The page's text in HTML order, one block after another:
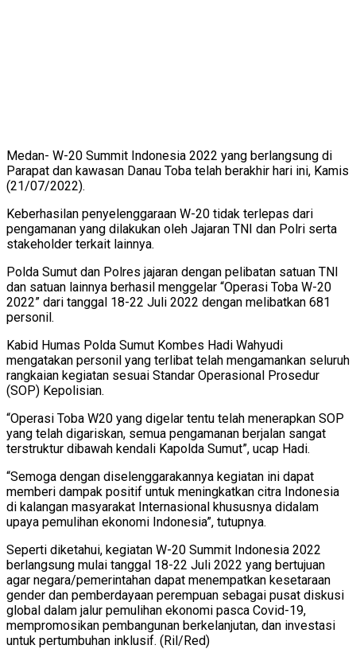
Medan- W-20 Summit Indonesia 2022 yang berlangsung di
Parapat dan kawasan Danau Toba telah berakhir hari ini, Kamis
(21/07/2022).
Keberhasilan penyelenggaraan W-20 tidak terlepas dari
pengamanan yang dilakukan oleh Jajaran TNI dan Polri serta
stakeholder terkait lainnya.
Polda Sumut dan Polres jajaran dengan pelibatan satuan TNI
dan satuan lainnya berhasil menggelar “Operasi Toba W-20
2022” dari tanggal 18-22 Juli 2022 dengan melibatkan 681
personil.
Kabid Humas Polda Sumut Kombes Hadi Wahyudi
mengatakan personil yang terlibat telah mengamankan seluruh
rangkaian kegiatan sesuai Standar Operasional Prosedur
(SOP) Kepolisian.
“Operasi Toba W20 yang digelar tentu telah menerapkan SOP
yang telah digariskan, semua pengamanan berjalan sangat
terstruktur dibawah kendali Kapolda Sumut”, ucap Hadi.
“Semoga dengan diselenggarakannya kegiatan ini dapat
memberi dampak positif untuk meningkatkan citra Indonesia
di kalangan masyarakat Internasional khususnya didalam
upaya pemulihan ekonomi Indonesia”, tutupnya.
Seperti diketahui, kegiatan W-20 Summit Indonesia 2022
berlangsung mulai tanggal 18-22 Juli 2022 yang bertujuan
agar negara/pemerintahan dapat menempatkan kesetaraan
gender dan pemberdayaan perempuan sebagai pusat diskusi
global dalam jalur pemulihan ekonomi pasca Covid-19,
mempromosikan pembangunan berkelanjutan, dan investasi
untuk pertumbuhan inklusif. (Ril/Red)